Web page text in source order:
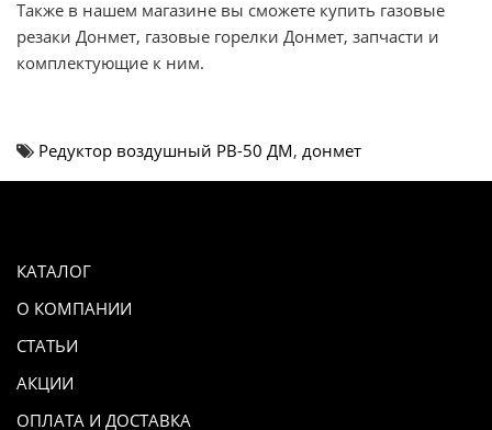
Также в нашем магазине вы сможете купить газовые
резаки Донмет, газовые горелки Донмет, запчасти и
комплектующие к ним.
Редуктор воздушный РВ-50 ДМ, донмет
КАТАЛОГ
О КОМПАНИИ
СТАТЬИ
АКЦИИ
ОПЛАТА И ДОСТАВКА